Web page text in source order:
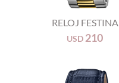
RELOJ FESTINA
USD 210